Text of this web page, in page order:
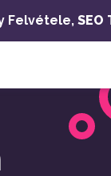
Felvétele, SEO